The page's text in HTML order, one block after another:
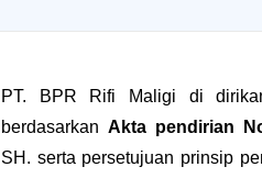
PT. BPR Rifi Maligi di
berdasarkan Akta pendirian
SH. serta persetujuan prinsip